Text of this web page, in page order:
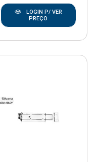
LOGIN P/ VER
PREÇO